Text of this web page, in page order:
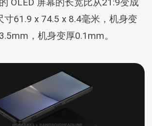
OLED 屏幕的长宽比从21:9变成
寸61.9 x 74.5 x 8.4毫米，机身变
，机身变厚0.1mm。